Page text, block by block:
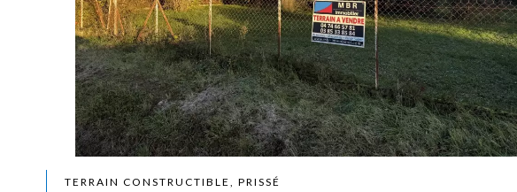
TERRAIN CONSTRUCTIBLE, PRISSÉ